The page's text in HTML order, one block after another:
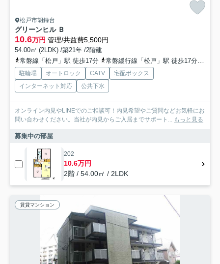
松戸市胡録台
グリーンヒル Ｂ
10.6万円 管理/共益費5,500円
54.00㎡ (2LDK) /築21年 /2階建
常磐線「松戸」駅 徒歩17分
常磐緩行線「松戸」駅 徒歩17分
駐輪場 オートロック CATV
宅配ボックス
インターネット対応
公共下水
オンライン内見やLINEでのご相談可！内見希望やご質問などお気軽にお
問い合わせください。当社が内見からご入居までサポート... もっと見る
募集中の部屋
202
10.6万円
2階 / 54.00㎡ / 2LDK
賃貸マンション